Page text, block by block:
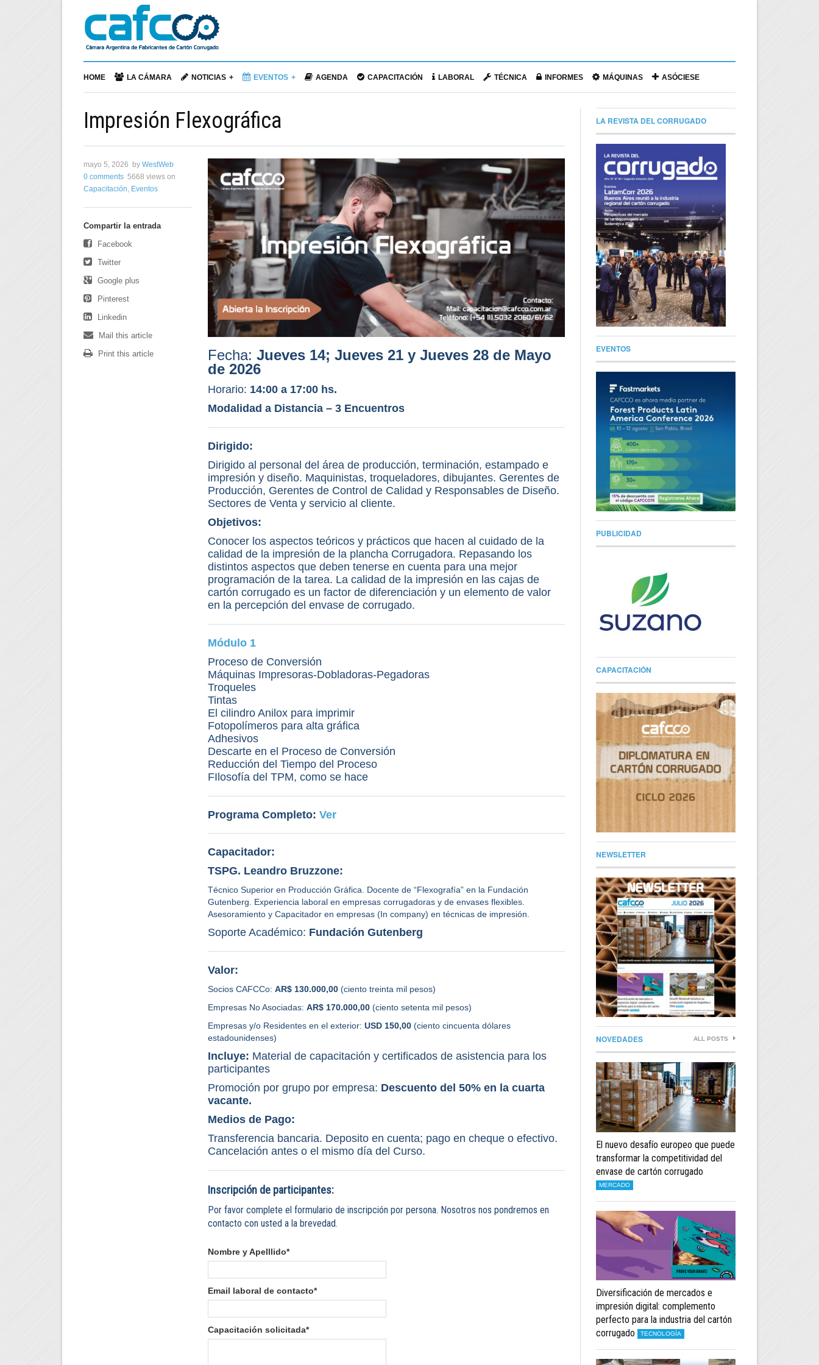
HOME LA CÁMARA NOTICIAS EVENTOS AGENDA CAPACITACIÓN LABORAL TÉCNICA INFORMES MÁQUINAS ASÓCIESE
Impresión Flexográfica
Fecha: Jueves 14; Jueves 21 y Jueves 28de Mayo
de 2026
Horario: 14:00 a 17:00 hs.
Modalidad a Distancia – 3 Encuentros
Dirigido:
Dirigido al personal del área de producción, terminación, estampado e
impresión y diseño. Maquinistas, troqueladores, dibujantes. Gerentes de
Producción, Gerentes de Control de Calidad y Responsables de Diseño.
Sectores de Venta y servicio al cliente.
Objetivos:
Conocer los aspectos teóricos y prácticos que hacen al cuidado de la
calidad de la impresión de la plancha Corrugadora. Repasando los
distintos aspectos que deben tenerse en cuenta para una mejor
programación de la tarea. La calidad de la impresión en las cajas de
cartón corrugado es un factor de diferenciación y un elemento de valor
en la percepción del envase de corrugado.
Módulo 1
Proceso de Conversión
Máquinas Impresoras-Dobladoras-Pegadoras
Troqueles
Tintas
El cilindro Anilox para imprimir
Fotopolímeros para alta gráfica
Adhesivos
Descarte en el Proceso de Conversión
Reducción del Tiempo del Proceso
FIlosofía del TPM, como se hace
Programa Completo: Ver
Capacitador:
TSPG. Leandro Bruzzone:
Técnico Superior en Producción Gráfica. Docente de “Flexografía” en la Fundación
Gutenberg. Experiencia laboral en empresas corrugadoras y de envases flexibles.
Asesoramiento y Capacitador en empresas (In company) en técnicas de impresión.
Soporte Académico: Fundación Gutenberg
Valor:
Socios CAFCCo: AR$ 130.000,00 (ciento treinta mil pesos)
Empresas No Asociadas: AR$ 170.000,00 (ciento setenta mil pesos)
Empresas y/o Residentes en el exterior: USD 150,00 (ciento cincuenta dólares
estadounidenses)
Incluye: Material de capacitación y certificados de asistencia para los
participantes
Promoción por grupo por empresa: Descuento del 50% en la cuarta
vacante.
Medios de Pago:
Transferencia bancaria. Deposito en cuenta; pago en cheque o efectivo.
Cancelación antes o el mismo día del Curso.
Inscripción de participantes:
Por favor complete el formulario de inscripción por persona. Nosotros nos pondremos en
contacto con usted a la brevedad.
Nombre y Apelllido*
Email laboral de contacto*
Capacitación solicitada*
mayo 5, 2026 by WestWeb
0 comments 5668 views on
Capacitación, Eventos
Compartir la entrada
Facebook
Twitter
Google plus
Pinterest
Linkedin
Mail this article
Print this article
LA REVISTA DEL CORRUGADO
EVENTOS
PUBLICIDAD
CAPACITACIÓN
NEWSLETTER
NOVEDADES ALL POSTS
El nuevo desafío europeo que puede
transformar la competitividad del
envase de cartón corrugado
MERCADO
Diversificación de mercados e
impresión digital: complemento
perfecto para la industria del cartón
corrugado
TECNOLOGÍA